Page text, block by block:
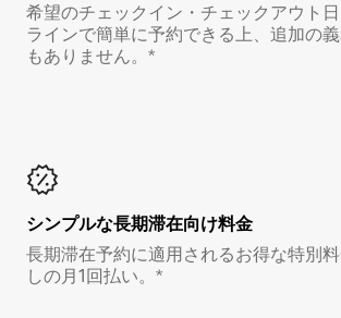
希望のチェックイン・チェックアウト
ラインで簡単に予約できる上、追加の
もありません。*
シンプルな長期滞在向け料金
長期滞在予約に適用されるお得な特別
しの月1回払い。*